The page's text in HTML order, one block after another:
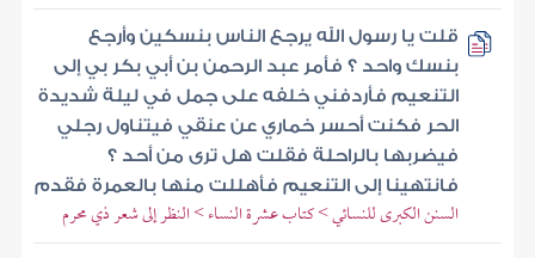
قلت يا رسول الله يرجع الناس بنسكين وأرجع
بنسك واحد ؟ فأمر عبد الرحمن بن أبي بكر بي إلى
التنعيم فأردفني خلفه على جمل في ليلة شديدة
الحر فكنت أحسر خماري عن عنقي فيتناول رجلي
فيضربها بالراحلة فقلت هل ترى من أحد ؟
فانتهينا إلى التنعيم فأهللت منها بالعمرة فقدم
السنن الكبرى للنسائي > كتاب عشرة النساء > النظر إلى شعر ذي محرم